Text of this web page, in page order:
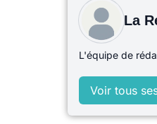
La
L'équipe de
Voir tous